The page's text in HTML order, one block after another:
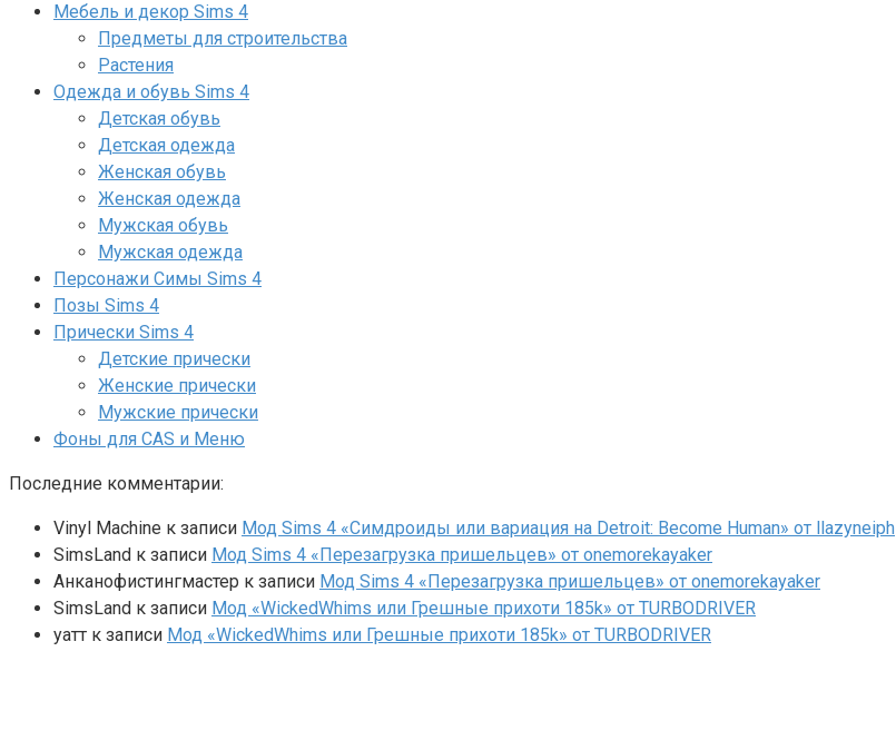
Мебель и декор Sims 4
Предметы для строительства
Растения
Одежда и обувь Sims 4
Детская обувь
Детская одежда
Женская обувь
Женская одежда
Мужская обувь
Мужская одежда
Персонажи Симы Sims 4
Позы Sims 4
Прически Sims 4
Детские прически
Женские прически
Мужские прически
Фоны для CAS и Меню
Последние комментарии:
Vinyl Machine к записи Мод Sims 4 «Симдроиды или вариация на Detroit: Become Human» от llazyneiph
SimsLand к записи Мод Sims 4 «Перезагрузка пришельцев» от onemorekayaker
Анканофистингмастер к записи Мод Sims 4 «Перезагрузка пришельцев» от onemorekayaker
SimsLand к записи Мод «WickedWhims или Грешные прихоти 185k» от TURBODRIVER
yaтт к записи Мод «WickedWhims или Грешные прихоти 185k» от TURBODRIVER